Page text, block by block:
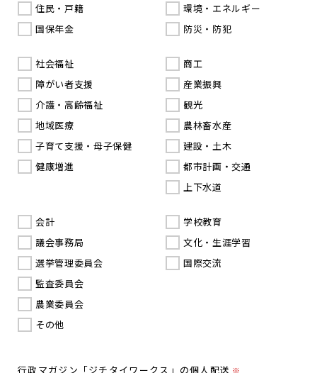
住民・戸籍
国保年金
環境・エネルギー
防災・防犯
社会福祉
障がい者支援
介護・高齢福祉
地域医療
子育て支援・母子保健
健康増進
商工
産業振興
観光
農林畜水産
建設・土木
都市計画・交通
上下水道
会計
議会事務局
選挙管理委員会
監査委員会
農業委員会
その他
学校教育
文化・生涯学習
国際交流
行政マガジン「ジチタイワークス」の個人配送 ※